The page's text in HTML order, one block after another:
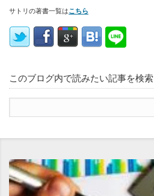
サトリの著書一覧はこちら
このブログ内で読みたい記事を検索